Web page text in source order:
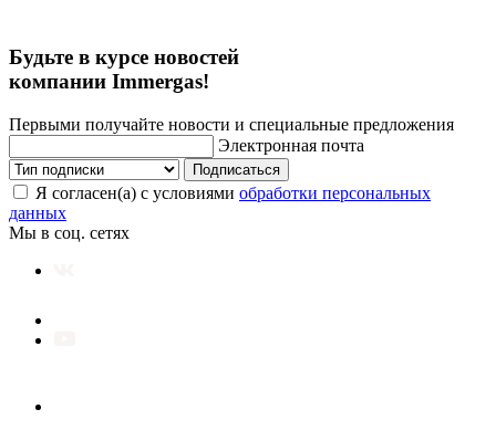
Будьте в курсе новостей
компании Immergas!
Первыми получайте новости и специальные предложения
Электронная почта
Подписаться
Я согласен(а) с условиями обработки персональных
данных
Мы в соц. сетях